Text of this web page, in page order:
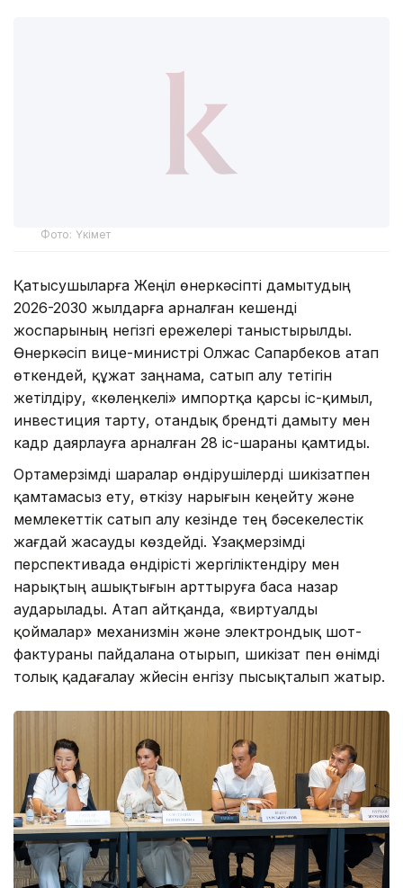
Фото: Үкімет
Қатысушыларға Жеңіл өнеркәсіпті дамытудың
2026-2030 жылдарға арналған кешенді
жоспарының негізгі ережелері таныстырылды.
Өнеркәсіп вице-министрі Олжас Сапарбеков атап
өткендей, құжат заңнама, сатып алу тетігін
жетілдіру, «көлеңкелі» импортқа қарсы іс-қимыл,
инвестиция тарту, отандық брендті дамыту мен
кадр даярлауға арналған 28 іс-шараны қамтиды.
Ортамерзімді шаралар өндірушілерді шикізатпен
қамтамасыз ету, өткізу нарығын кеңейту және
мемлекеттік сатып алу кезінде тең бәсекелестік
жағдай жасауды көздейді. Ұзақмерзімді
перспективада өндірісті жергіліктендіру мен
нарықтың ашықтығын арттыруға баса назар
аударылады. Атап айтқанда, «виртуалды
қоймалар» механизмін және электрондық шот-
фактураны пайдалана отырып, шикізат пен өнімді
толық қадағалау жүйесін енгізу пысықталып жатыр.